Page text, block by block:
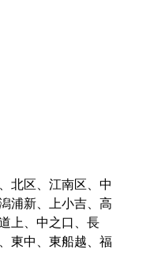
北区、江南区、中
浦新、上小吉、高
上、中之口、長
東中、東船越、福